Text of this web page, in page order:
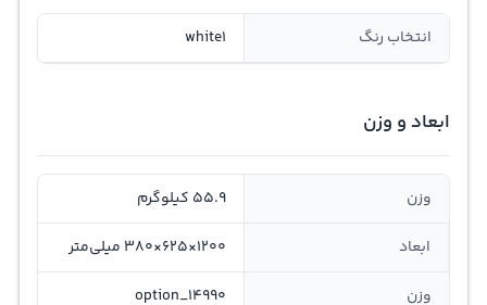
انتخاب رنگ white1
ابعاد و وزن
وزن 55.9 کیلوگرم
ابعاد 1200×625×380 میلی‌متر
وزن option_14990